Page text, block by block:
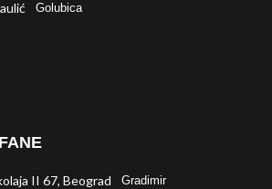
Golubica
Gradimir